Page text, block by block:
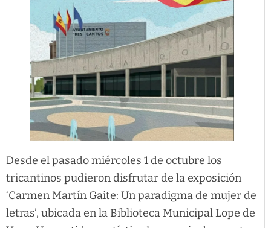
Desde el pasado miércoles 1 de octubre los
tricantinos pudieron disfrutar de la exposición
‘Carmen Martín Gaite: Un paradigma de mujer de
letras’, ubicada en la Biblioteca Municipal Lope de